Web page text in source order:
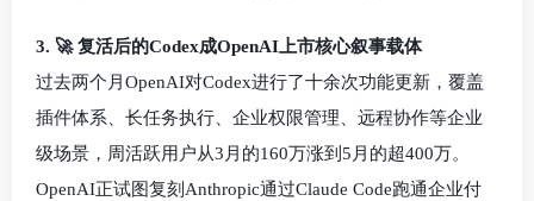
3. 🚀 复活后的Codex成OpenAI上市核心叙事载体
过去两个月OpenAI对Codex进行了十余次功能更新，覆盖
插件体系、长任务执行、企业权限管理、远程协作等企业
级场景，周活跃用户从3月的160万涨到5月的超400万。
OpenAI正试图复刻Anthropic通过Claude Code跑通企业付